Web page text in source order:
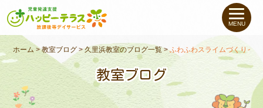
私たちについて
未就学のお子さま（０〜６才）
小学生〜高校生のお子さま
MENU
ホーム >教室ブログ>久里浜教室のブログ一覧>ふわふわスライムづくりイベ
教室ブログ